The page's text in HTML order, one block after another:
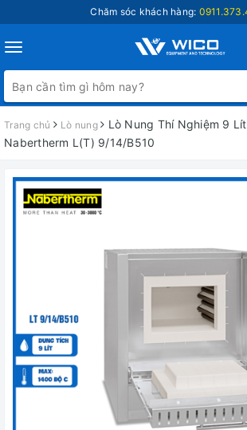
Chăm sóc khách hàng:
Toggle
navigation
Trang chủ Lò nung
Lò Nung Thí Nghiệm 9
Nabertherm L(T) 9/14/B510